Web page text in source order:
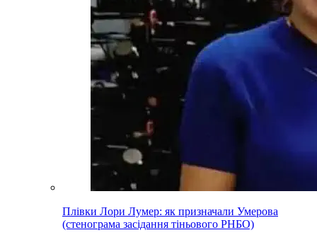
Плівки Лори Лумер: як призначали Умерова
(стенограма засідання тіньового РНБО)